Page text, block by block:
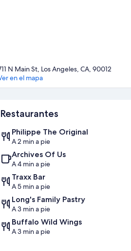
N Main St, Los Angeles, CA, 90012
en el mapa
Restaurantes
Philippe The Original
A 2 min a pie
Archives Of Us
A 4 min a pie
Traxx Bar
A 5 min a pie
Long's Family Pastry
A 3 min a pie
Buffalo Wild Wings
A 3 min a pie